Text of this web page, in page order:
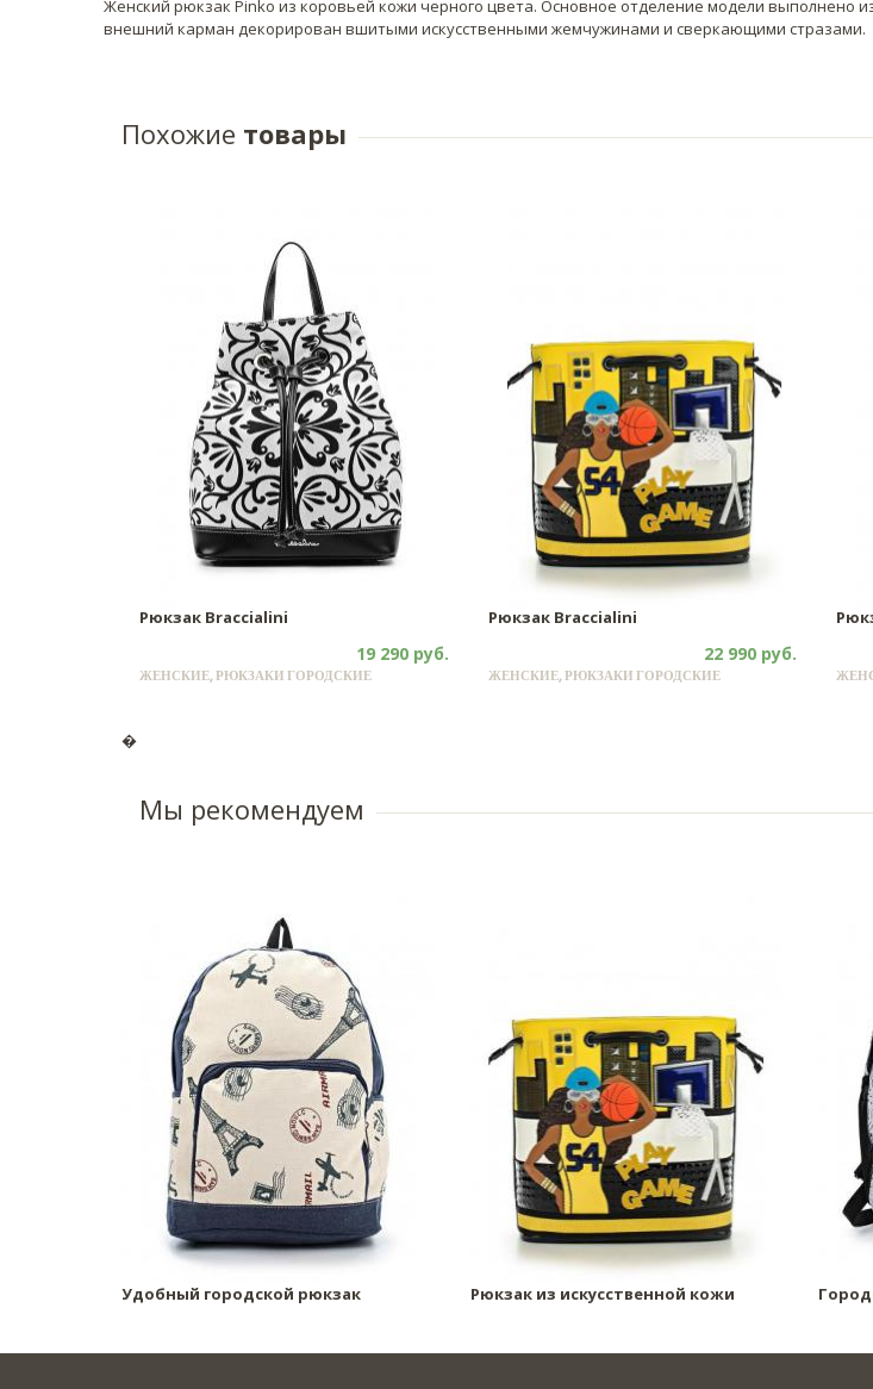
Женский рюкзак Pinko из коровьей кожи черного цвета. Основное отделение модели выполнено
внешний карман декорирован вшитыми искусственными жемчужинами и сверкающими стразами.
Похожие товары
Рюкзак Braccialini
19 290 руб.
ЖЕНСКИЕ, РЮКЗАКИ ГОРОДСКИЕ
Рюкзак Braccialini
22 990 руб.
ЖЕНСКИЕ, РЮКЗАКИ ГОРОДСКИЕ
�
Мы рекомендуем
Удобный городской рюкзак Рюкзак из искусственной кожи